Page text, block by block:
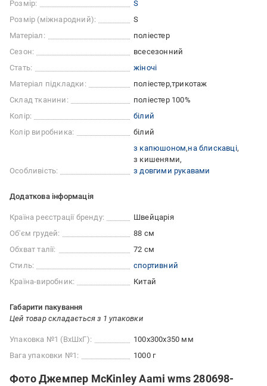
Розмір:
S
Розмір (міжнародний):
S
Матеріал:
поліестер
Сезон:
всесезонний
Стать:
жіночі
Матеріал підкладки:
поліестер трикотаж
Склад тканини:
поліестер 100%
Колір:
білий
Колір виробника:
білий
Особливість:
з капюшоном на блискавці
з кишенями
з довгими рукавами
Додаткова інформація
Країна реєстрації бренду:
Швейцарія
Об'єм грудей:
88 см
Обхват талії:
72 см
Стиль:
спортивний
Країна-виробник:
Китай
Габарити пакування
Цей товар складається з 1 упаковки
Упаковка №1 (ВхШхГ):
100x300x350 мм
Вага упаковки №1:
1000 г
Фото Джемпер McKinley Aami wms 280698-